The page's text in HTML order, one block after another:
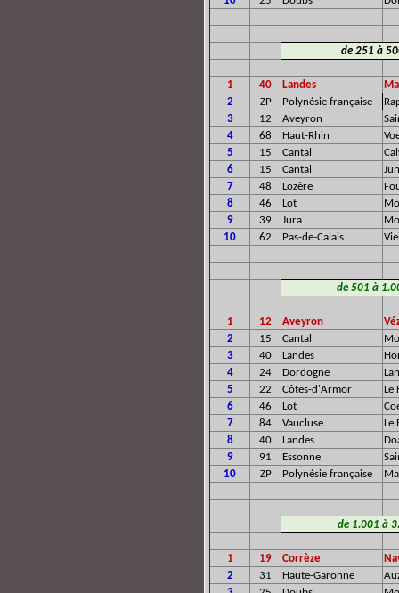
de 251 à
1 40 Landes
2
ZP Polynésie française
3
12 Aveyron
4
68 Haut-Rhin
5
15 Cantal
6
15 Cantal
7
48 Lozère
8
46 Lot
9
39 Jura
10
62 Pas-de-Calais
de 501 à
1 12 Aveyron
2
15 Cantal
3
40 Landes
4
24 Dordogne
5
22 Côtes-d'Armor
Le
6
46 Lot
7
84 Vaucluse
Le
8
40 Landes
9
91 Essonne
10
ZP Polynésie française
de 1.001 à
1 19 Corrèze
2
31 Haute-Garonne